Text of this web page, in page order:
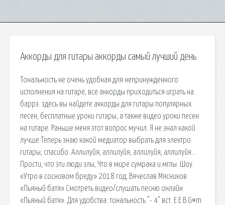
Аккорды для гитары аккорды самый лучший день
Тональность не очень удобная для непринужденного
исполнения на гитаре, все аккорды приходиться играть на
баррэ. здесь вы найдете аккорды для гитары популярных
песен, бесплатные уроки гитары, а также видео уроки песен
на гитаре. Раньше меня этот вопрос мучил. Я не знал какой
лучше.Теперь знаю какой медиатор выбрать для электро
гитары, спасибо. Аллилуйя, аллилуйя, аллилуйя, аллилуйя…
Прости, что эти люди злы, Что в мире сумрака и мглы. Шоу
«Утро в сосновом бреду» 2018 год, Вячеслав Мясников
«Пьяный батя» Смотреть видео/слушать песню онлайн
«Пьяный батя». Для удобства: тональность "- 4" вст. E E B G#m